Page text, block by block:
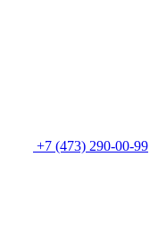
+7 (473) 290-00-99